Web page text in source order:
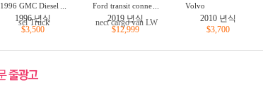
1996 GMC Diesel
Truck1996 년식
$3,500
Ford transit conne
ct cargo van LWB
XL 2019 년식
$12,999
Volvo
2010 년식
$3,700